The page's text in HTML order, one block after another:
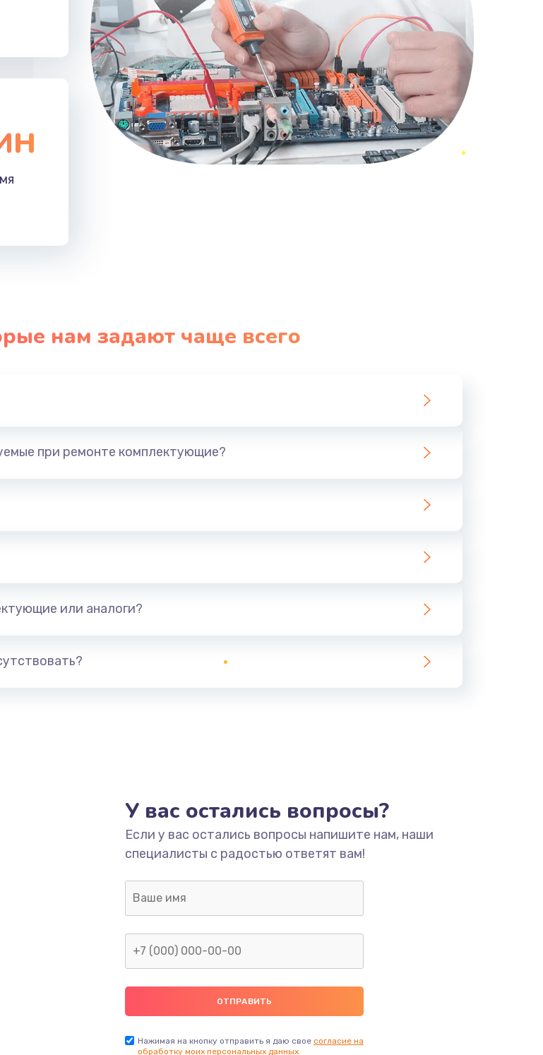
нам задают чаще всего
при ремонте комплектующие?
или аналоги?
У вас остались вопросы?
Если у вас остались вопросы напишите нам, наши
специалисты с радостью ответят вам!
Нажимая на кнопку отправить я даю свое согласие на
обработку моих персональных данных.